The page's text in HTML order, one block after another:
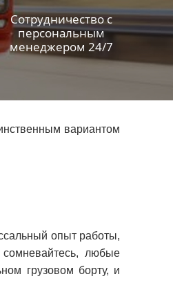
Сотрудничество с
персональным
менеджером 24/7
вариантом
опыт работы,
любые
грузовом борту, и